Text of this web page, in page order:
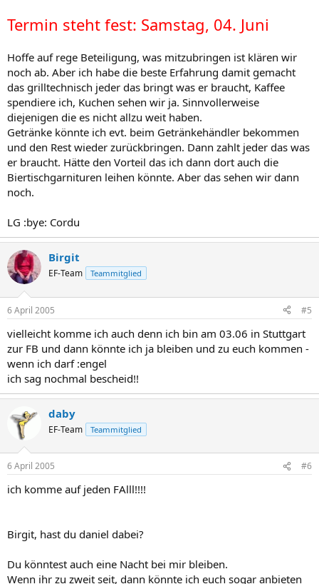
Termin steht fest: Samstag, 04. Juni
Hoffe auf rege Beteiligung, was mitzubringen ist klären wir
noch ab. Aber ich habe die beste Erfahrung damit gemacht
das grilltechnisch jeder das bringt was er braucht, Kaffee
spendiere ich, Kuchen sehen wir ja. Sinnvollerweise
diejenigen die es nicht allzu weit haben.
Getränke könnte ich evt. beim Getränkehändler bekommen
und den Rest wieder zurückbringen. Dann zahlt jeder das was
er braucht. Hätte den Vorteil das ich dann dort auch die
Biertischgarnituren leihen könnte. Aber das sehen wir dann
noch.
LG :bye: Cordu
Birgit
EF-Team Teammitglied
6 April 2005 #5
vielleicht komme ich auch denn ich bin am 03.06 in Stuttgart
zur FB und dann könnte ich ja bleiben und zu euch kommen -
wenn ich darf :engel
ich sag nochmal bescheid!!
daby
EF-Team Teammitglied
6 April 2005 #6
ich komme auf jeden FAlll!!!!
Birgit, hast du daniel dabei?
Du könntest auch eine Nacht bei mir bleiben.
Wenn ihr zu zweit seit, dann könnte ich euch sogar anbieten